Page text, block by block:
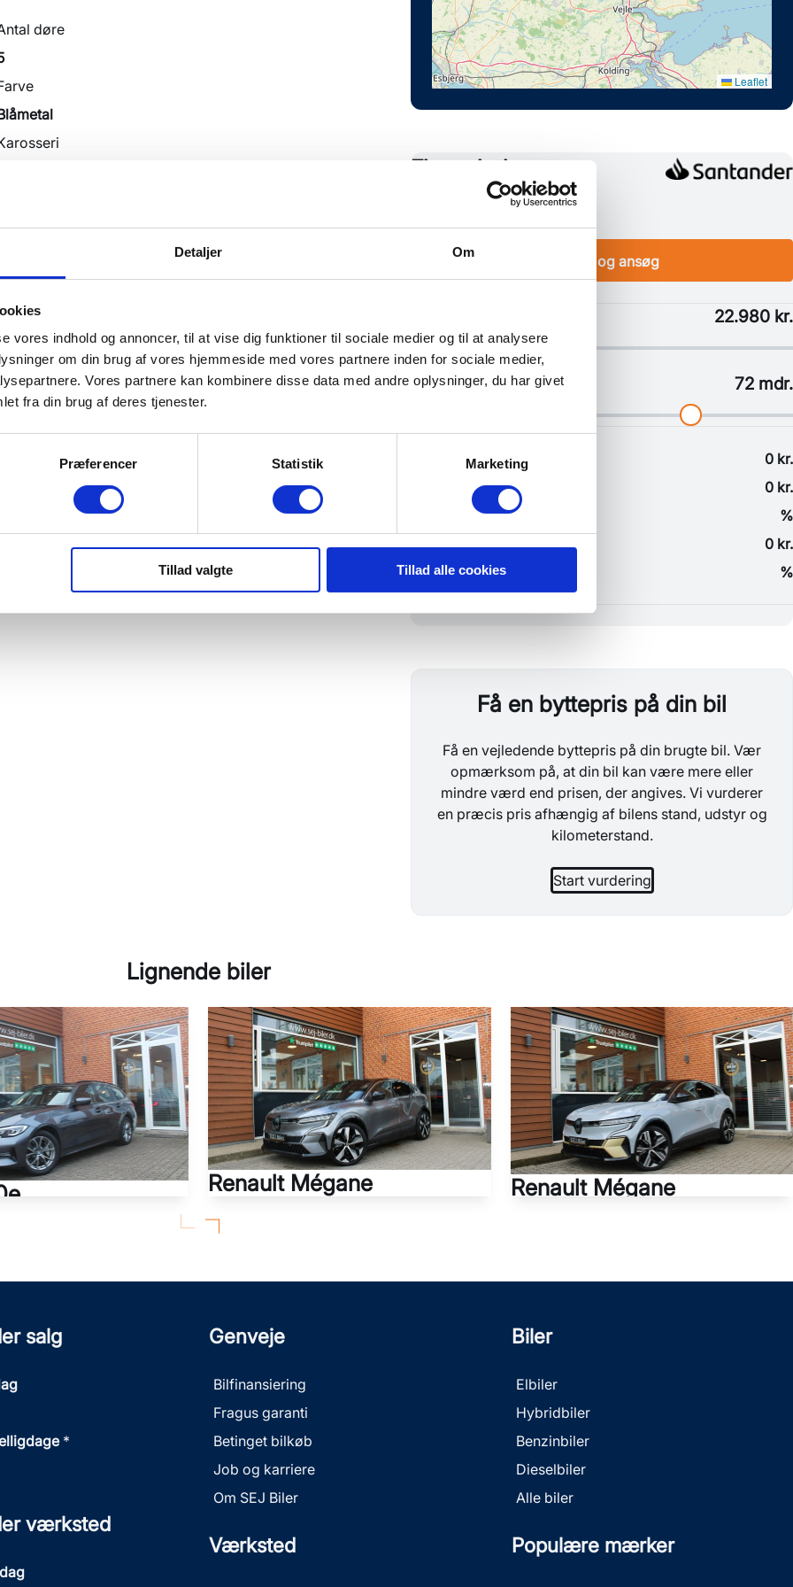
Detaljer Om
vores indhold og annoncer, til at vise dig funktioner til sociale medier og til at analysere
om din brug af vores hjemmeside med vores partnere inden for sociale medier,
Vores partnere kan kombinere disse data med andre oplysninger, du har givet
fra din brug af deres tjenester.
Præferencer Statistik Marketing
Tillad valgte Tillad alle cookies
tilbyder et betinget køb!
godkendes på forhånd, og bilen klargøres
Lever den op til dine forventninger, monteres
UDEN UDBETALING – via Santander og Accept
online på www.sej-biler.dk
klargøring eller solgt.
døre
Få en byttepris på din bil
Få en vejledende byttepris på din brugte bil. Vær
opmærksom på, at din bil kan være mere eller
mindre værd end prisen, der angives. Vi vurderer
en præcis pris afhængig af bilens stand, udstyr og
kilometerstand.
Start vurdering
Lignende biler
Touring 2,0 Plugin-hybrid Sport Line Steptronic 292HK Stc 8g Aut.
Renault Mégane
E-TECH Techno 220HK 5d Aut.
FINANSIERING
Renault Mégane
2024
FINANSIERING
salg
*
værksted
Genveje
Bilfinansiering
Fragus garanti
Betinget bilkøb
Job og karriere
Om SEJ Biler
Værksted
Biler
Elbiler
Hybridbiler
Benzinbiler
Dieselbiler
Alle biler
Populære mærker